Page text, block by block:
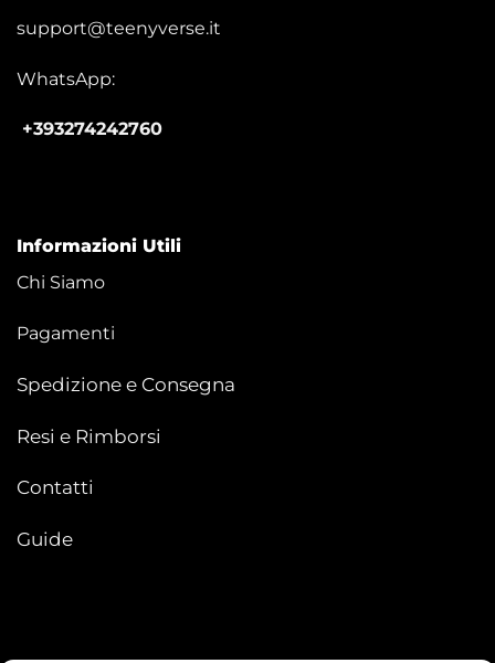
support@teenyverse.it
WhatsApp:
+393274242760
Informazioni Utili
Chi Siamo
Pagamenti
Spedizione e Consegna
Resi e Rimborsi
Contatti
Guide